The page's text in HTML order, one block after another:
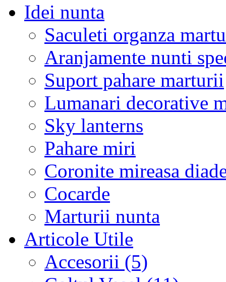
Idei nunta
Saculeti organza
Aranjamente nunti
Suport pahare marturii
Lumanari decorative
Sky lanterns
Pahare miri
Coronite mireasa
Cocarde
Marturii nunta
Articole Utile
Accesorii (5)